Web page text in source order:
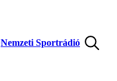
Nemzeti Sportrádió